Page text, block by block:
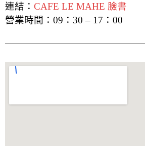
連結： CAFE LE MAHE 臉書
營業時間：09：30 – 17：00